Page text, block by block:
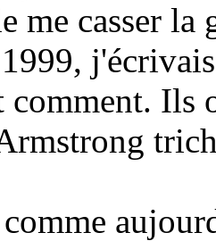
me casser
comment. Ils